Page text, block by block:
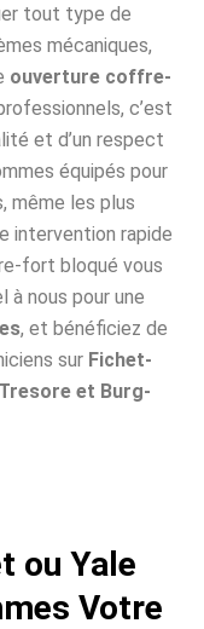
tout type de
mécaniques,
ouverture coffre-
c’est
et d’un respect
équipés pour
même les plus
intervention rapide
fort bloqué vous
à nous pour une
, et bénéficiez de
sur Fichet-
et Burg-
ou Yale
Votre